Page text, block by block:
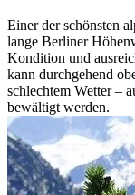
Einer der schönsten
lange Berliner
Kondition und
kann durchgehend
schlechtem Wetter –
bewältigt werden.